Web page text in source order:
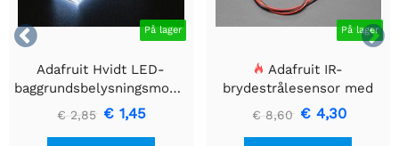

 På lager
Adafruit Hvidt LED-
baggrundsbelysningsmodul
- Lille 12mm x 40mm
€ 2,85 € 1,45
På lager
Adafruit IR-
brydestrålesensor med
premium ledningsstuds -
5 mm LED'er
€ 8,60 € 4,30